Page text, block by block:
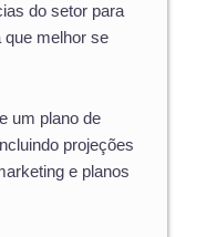
do setor para
que melhor se
um plano de
projeções
e planos